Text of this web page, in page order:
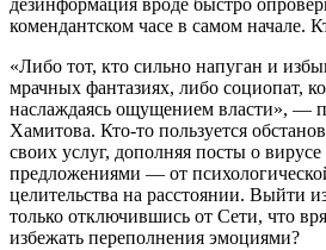
дезинформация вроде быстро
комендантском часе в самом начале.
«Либо тот, кто сильно напуган и
мрачных фантазиях, либо социопат,
наслаждаясь ощущением власти», —
Хамитова. Кто-то пользуется
своих услуг, дополняя посты о
предложениями — от
целительства на расстоянии. Выйти
только отключившись от Сети, что
избежать переполнения эмоциями?